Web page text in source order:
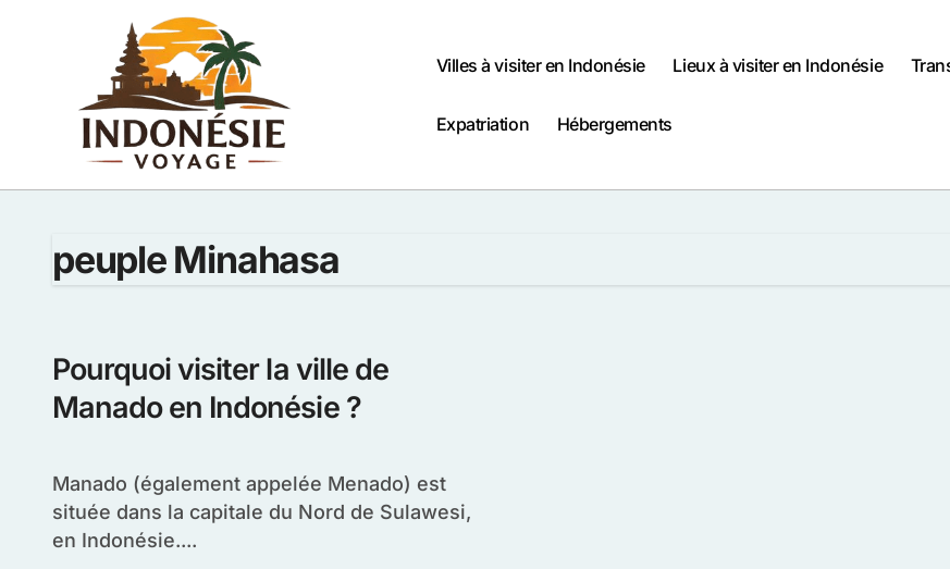
Villes à visiter en Indonésie Lieux à visiter en Indonésie
Expatriation Hébergements
peuple Minahasa
Pourquoi visiter la ville de
Manado en Indonésie ?
Manado (également appelée Menado) est
située dans la capitale du Nord de Sulawesi,
en Indonésie....